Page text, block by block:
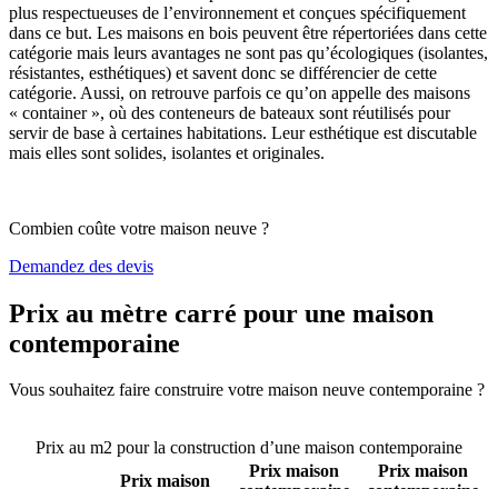
plus respectueuses de l’environnement et conçues spécifiquement
dans ce but. Les maisons en bois peuvent être répertoriées dans cette
catégorie mais leurs avantages ne sont pas qu’écologiques (isolantes,
résistantes, esthétiques) et savent donc se différencier de cette
catégorie. Aussi, on retrouve parfois ce qu’on appelle des maisons
« container », où des conteneurs de bateaux sont réutilisés pour
servir de base à certaines habitations. Leur esthétique est discutable
mais elles sont solides, isolantes et originales.
Combien coûte votre maison neuve ?
Demandez des devis
Prix au mètre carré pour une maison
contemporaine
Vous souhaitez faire construire votre maison neuve contemporaine ?
Prix au m2 pour la construction d’une maison contemporaine
Prix maison
Prix maison
Prix maison